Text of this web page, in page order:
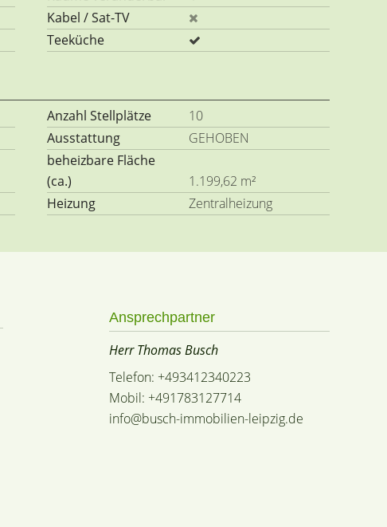
Kabel / Sat-TV
Teeküche
Anzahl Stellplätze
10
Ausstattung GEHOBEN
beheizbare Fläche
(ca.)
1.199,62 m²
Heizung Zentralheizung
Ansprechpartner
Herr Thomas Busch
Telefon: +493412340223
Mobil: +491783127714
info@busch-immobilien-leipzig.de